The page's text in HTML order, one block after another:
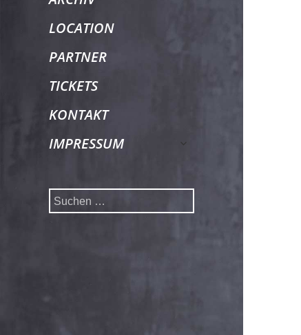
LOCATION
PARTNER
TICKETS
KONTAKT
IMPRESSUM
untermenü
Suchen